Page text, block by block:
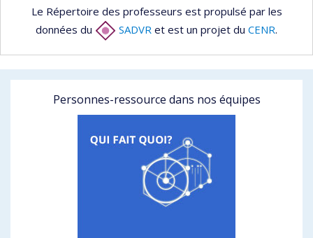
Le Répertoire des professeurs est propulsé par les
données du
SADVR et est un projet du CENR.
Personnes-ressource dans nos équipes